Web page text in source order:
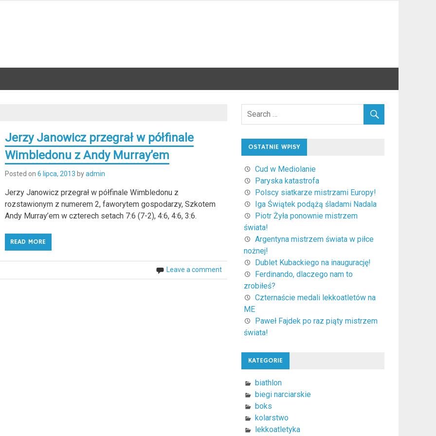
Jerzy Janowicz przegrał w półfinale
Wimbledonu z Andy Murray’em
Posted on6 lipca, 2013 byadmin
Jerzy Janowicz przegrał w półfinale Wimbledonu z
rozstawionym z numerem 2, faworytem gospodarzy, Szkotem
Andy Murray’em w czterech setach 7:6 (7-2), 4:6, 4:6, 3:6.
READ MORE
Leave a comment
OSTATNIE WPISY
Cud w Mediolanie
Paryska katastrofa
Polscy siatkarze mistrzami Europy!
Iga Świątek podążą śladami Nadala
Piotr Żyła ponownie mistrzem
świata!
Argentyna mistrzem świata w piłce
nożnej!
Dublet Kubackiego na inaugurację!
Ferdinando, dlaczego nam to
zrobiłeś?
Czternaście medali lekkoatletów na
ME
Paweł Fajdek po raz piąty mistrzem
świata!
KATEGORIE
biathlon
biegi narciarskie
boks
kolarstwo
lekkoatletyka